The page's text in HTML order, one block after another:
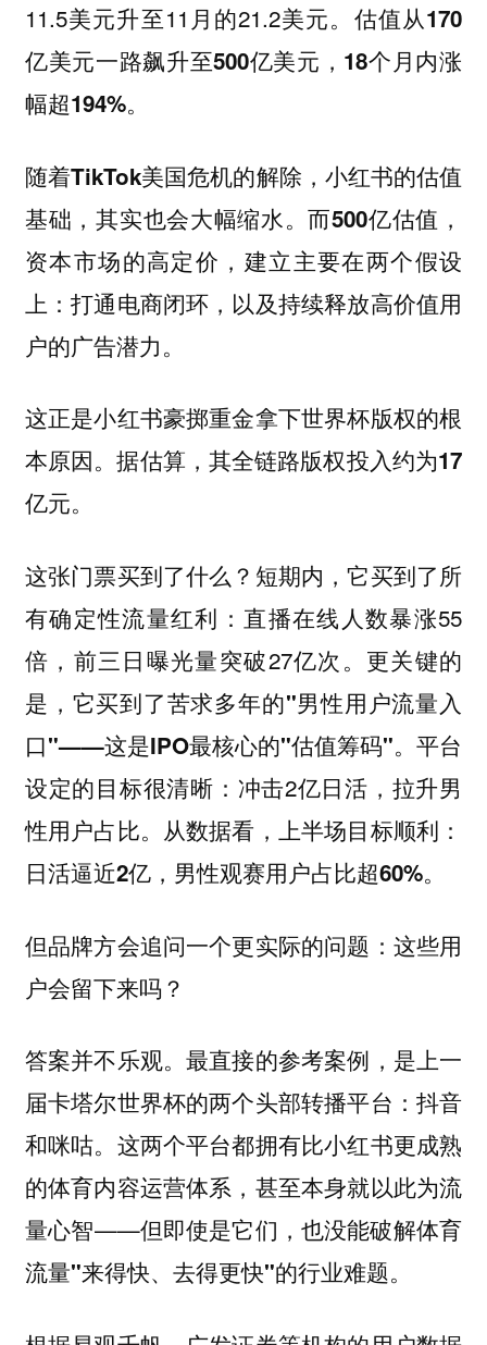
11.5美元升至11月的21.2美元。 估值从170
亿美元一路飙升至500亿美元，18个月内涨
幅超194%。
随着TikTok美国危机的解除，小红书的估值
基础，其实也会大幅缩水。而500亿估值，
资本市场的高定价，建立主要在两个假设
上：打通电商闭环，以及持续释放高价值用
户的广告潜力。
这正是小红书豪掷重金拿下世界杯版权的根
本原因。据估算， 其全链路版权投入约为17
亿元。
这张门票买到了什么？短期内，它买到了所
有确定性流量红利：直播在线人数暴涨55
倍，前三日曝光量突破27亿次。更关键的
是， 它买到了苦求多年的"男性用户流量入
口"——这是IPO最核心的"估值筹码"。平台
设定的目标很清晰：冲击2亿日活，拉升男
性用户占比。从数据看，上半场目标顺利：
日活逼近2亿，男性观赛用户占比超60%。
但品牌方会追问一个更实际的问题： 这些用
户会留下来吗？
答案并不乐观。最直接的参考案例，是上一
届卡塔尔世界杯的两个头部转播平台：抖音
和咪咕。这两个平台都拥有比小红书更成熟
的体育内容运营体系，甚至本身就以此为流
量心智——但即使是它们，也没能破解体育
流量"来得快、去得更快"的行业难题。